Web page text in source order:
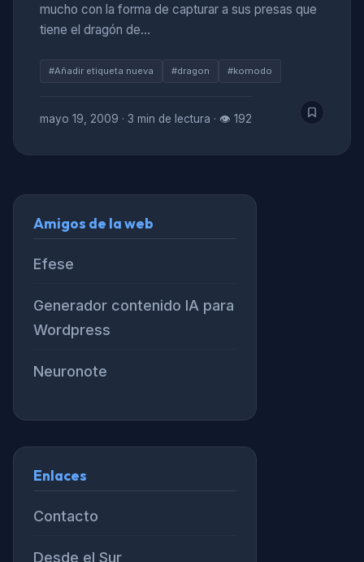
mucho con la forma de capturar a sus presas que
tiene el dragón de…
#Añadir etiqueta nueva #dragon #komodo
mayo 19, 2009 · 3 min de lectura · 👁 192
Amigos de la web
Efese
Generador contenido IA para
Wordpress
Neuronote
Enlaces
Contacto
Desde el Sur